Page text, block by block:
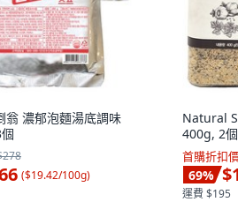
翁 濃郁泡麵湯底調味
($19.42/100g)
Natural
400g, 2個
首購折扣
69%
運費 $195